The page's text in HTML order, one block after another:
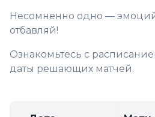
Несомненно одно — эмоций
отбавляй!
Ознакомьтесь с
даты решающих матчей.